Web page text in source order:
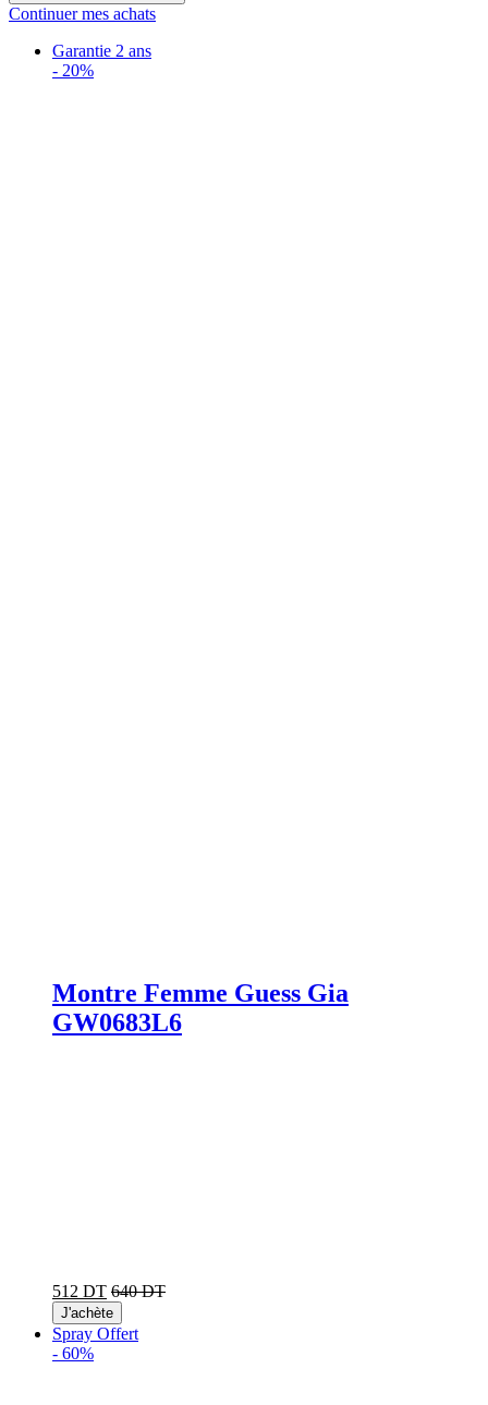
Continuer mes achats
Garantie 2 ans
- 20%
Montre Femme Guess Gia
GW0683L6
512 DT 640 DT
J'achète
Spray Offert
- 60%